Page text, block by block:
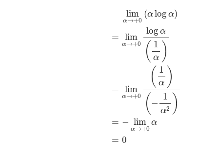
lim
α→+0
(αlog α)
= lim
α→+0
log α
( 1
α )
= lim
α→+0
( 1
α )
( −
1
α2 )
= − lim
α→+0
α
= 0
lim →+ 0 log